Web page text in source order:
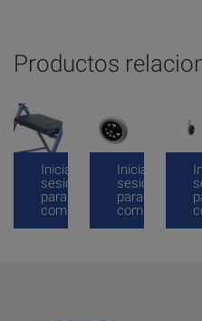
Productos
Inicia
sesión
para
comprar
Inicia
sesión
para
comprar